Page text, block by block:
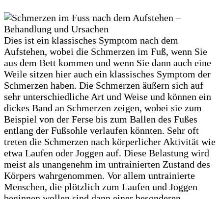
Dies ist ein klassisches Symptom nach dem
Aufstehen, wobei die Schmerzen im Fuß, wenn Sie
aus dem Bett kommen und wenn Sie dann auch eine
Weile sitzen hier auch ein klassisches Symptom der
Schmerzen haben. Die Schmerzen äußern sich auf
sehr unterschiedliche Art und Weise und können ein
dickes Band an Schmerzen zeigen, wobei sie zum
Beispiel von der Ferse bis zum Ballen des Fußes
entlang der Fußsohle verlaufen könnten. Sehr oft
treten die Schmerzen nach körperlicher Aktivität wie
etwa Laufen oder Joggen auf. Diese Belastung wird
meist als unangenehm im untrainierten Zustand des
Körpers wahrgenommen. Vor allem untrainierte
Menschen, die plötzlich zum Laufen und Joggen